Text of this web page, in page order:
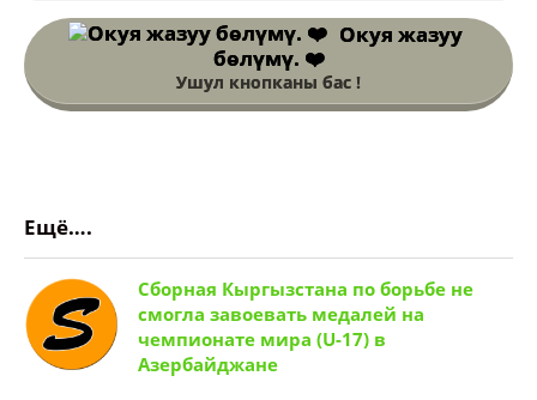
Окуя жазуу
бөлүмү. ❤️
Ушул кнопканы бас !
Ещё….
Сборная Кыргызстана по борьбе не
смогла завоевать медалей на
чемпионате мира (U-17) в
Азербайджане